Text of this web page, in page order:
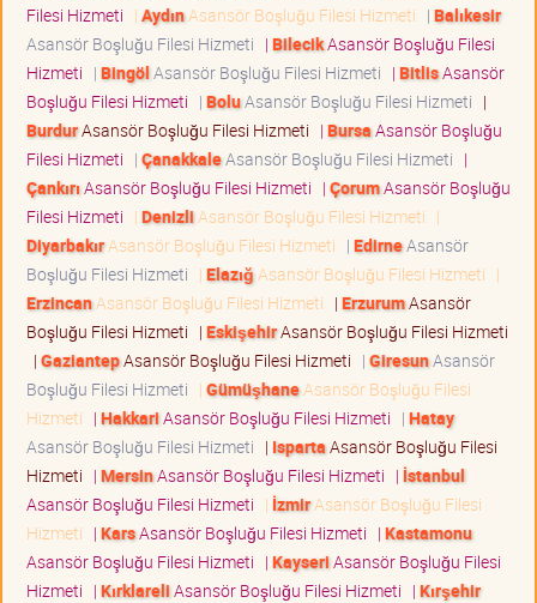
Filesi Hizmeti | AydınAsansör Boşluğu Filesi Hizmeti | Balıkesir
Asansör Boşluğu Filesi Hizmeti | BilecikAsansör Boşluğu Filesi
Hizmeti | BingölAsansör Boşluğu Filesi Hizmeti | BitlisAsansör
Boşluğu Filesi Hizmeti | BoluAsansör Boşluğu Filesi Hizmeti |
BurdurAsansör Boşluğu Filesi Hizmeti | BursaAsansör Boşluğu
Filesi Hizmeti | ÇanakkaleAsansör Boşluğu Filesi Hizmeti |
ÇankırıAsansör Boşluğu Filesi Hizmeti | ÇorumAsansör Boşluğu
Filesi Hizmeti | Denizli Asansör Boşluğu Filesi Hizmeti |
DiyarbakırAsansör Boşluğu Filesi Hizmeti | EdirneAsansör
Boşluğu Filesi Hizmeti | Elazığ Asansör Boşluğu Filesi Hizmeti |
ErzincanAsansör Boşluğu Filesi Hizmeti | ErzurumAsansör
Boşluğu Filesi Hizmeti | EskişehirAsansör Boşluğu Filesi Hizmeti
| GaziantepAsansör Boşluğu Filesi Hizmeti | GiresunAsansör
Boşluğu Filesi Hizmeti | GümüşhaneAsansör Boşluğu Filesi
Hizmeti | HakkariAsansör Boşluğu Filesi Hizmeti | Hatay
Asansör Boşluğu Filesi Hizmeti | IspartaAsansör Boşluğu Filesi
Hizmeti | MersinAsansör Boşluğu Filesi Hizmeti | İstanbul
Asansör Boşluğu Filesi Hizmeti | İzmirAsansör Boşluğu Filesi
Hizmeti | KarsAsansör Boşluğu Filesi Hizmeti | Kastamonu
Asansör Boşluğu Filesi Hizmeti | KayseriAsansör Boşluğu Filesi
Hizmeti | KırklareliAsansör Boşluğu Filesi Hizmeti | Kırşehir